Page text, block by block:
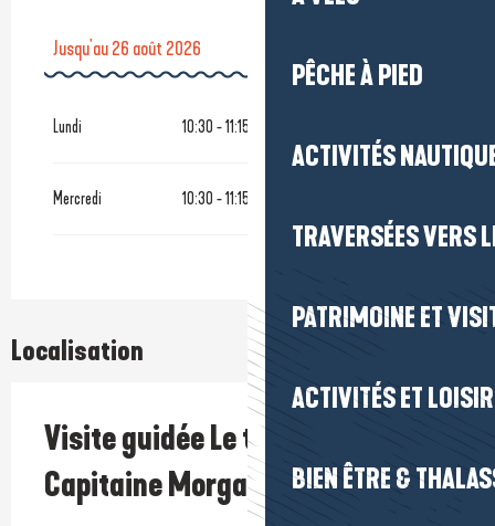
PÊCHE À PIED
ACTIVITÉS
TRAVERSÉES VERS
PATRIMOINE ET
ACTIVITÉS ET
BIEN ÊTRE &
Jusqu'au26 août 2026
28 décembre 2026
Lundi 10:30 - 11:15
Mercredi 10:30 - 11:15
Localisation
Visite guidée Le trésor du
Capitaine Morgane